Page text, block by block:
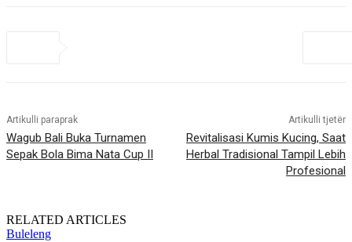
Artikulli paraprak
Wagub Bali Buka Turnamen
Sepak Bola Bima Nata Cup II
Artikulli tjetër
Revitalisasi Kumis Kucing, Saat
Herbal Tradisional Tampil Lebih
Profesional
RELATED ARTICLES
Buleleng